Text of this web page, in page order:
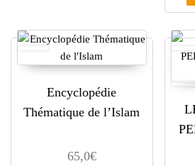
Encyclopédie
Thématique de l’Islam
65,0€